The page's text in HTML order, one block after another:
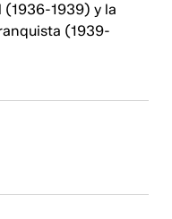
(1936-1939) y la
(1939-